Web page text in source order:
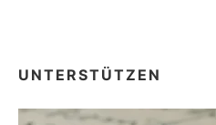
UNTERSTÜTZEN